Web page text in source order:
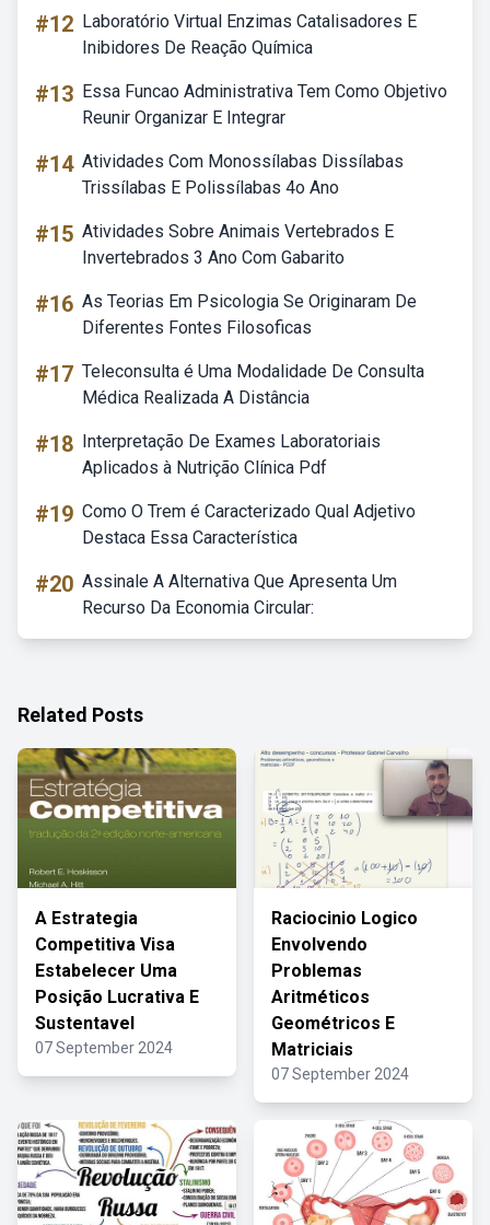
#12 Laboratório Virtual Enzimas Catalisadores E
Inibidores De Reação Química
#13 Essa Funcao Administrativa Tem Como Objetivo
Reunir Organizar E Integrar
#14 Atividades Com Monossílabas Dissílabas
Trissílabas E Polissílabas 4o Ano
#15 Atividades Sobre Animais Vertebrados E
Invertebrados 3 Ano Com Gabarito
#16 As Teorias Em Psicologia Se Originaram De
Diferentes Fontes Filosoficas
#17 Teleconsulta é Uma Modalidade De Consulta
Médica Realizada A Distância
#18 Interpretação De Exames Laboratoriais
Aplicados à Nutrição Clínica Pdf
#19 Como O Trem é Caracterizado Qual Adjetivo
Destaca Essa Característica
#20 Assinale A Alternativa Que Apresenta Um
Recurso Da Economia Circular:
Related Posts
A Estrategia
Competitiva Visa
Estabelecer Uma
Posição Lucrativa E
Sustentavel
07 September 2024
Raciocinio Logico
Envolvendo
Problemas
Aritméticos
Geométricos E
Matriciais
07 September 2024